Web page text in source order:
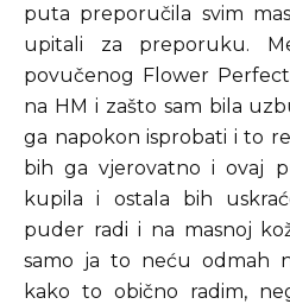
puta preporučila svim
upitali za preporuku.
povučenog Flower
na HM i zašto sam bila
ga napokon isprobati i to
bih ga vjerovatno i ovaj
kupila i ostala bih
puder radi i na masnoj
samo ja to neću odmah
kako to obično radim,